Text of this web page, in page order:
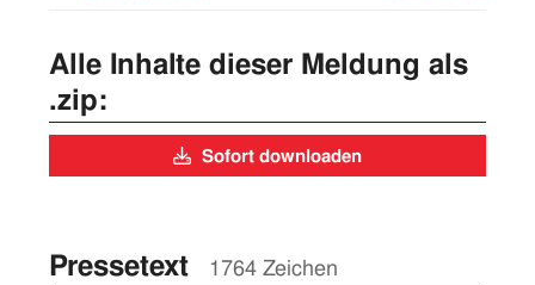
Alle Inhalte dieser Meldung als
.zip:
Sofort downloaden
Pressetext 1764 Zeichen